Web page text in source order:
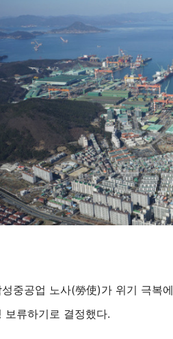
중공업 노사(勞使)가 위기 극복
보류하기로 결정했다.